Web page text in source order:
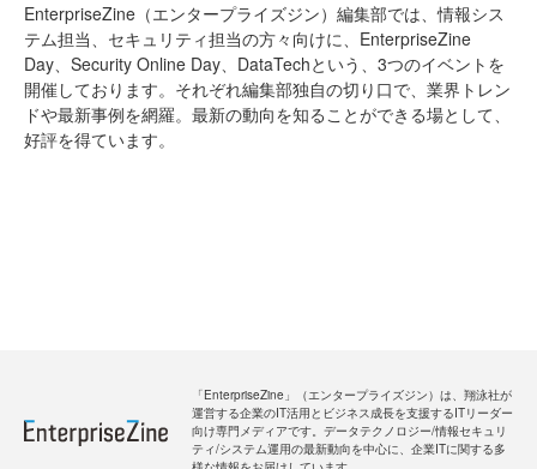
EnterpriseZine（エンタープライズジン）編集部では、情報シス
テム担当、セキュリティ担当の方々向けに、EnterpriseZine
Day、Security Online Day、DataTechという、3つのイベントを
開催しております。それぞれ編集部独自の切り口で、業界トレン
ドや最新事例を網羅。最新の動向を知ることができる場として、
好評を得ています。
「EnterpriseZine」（エンタープライズジン）は、翔泳社が
運営する企業のIT活用とビジネス成長を支援するITリーダー
向け専門メディアです。データテクノロジー/情報セキュリ
ティ/システム運用の最新動向を中心に、企業ITに関する多